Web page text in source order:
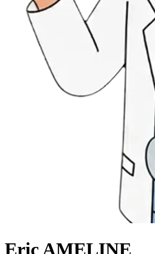
Eric AMELINE